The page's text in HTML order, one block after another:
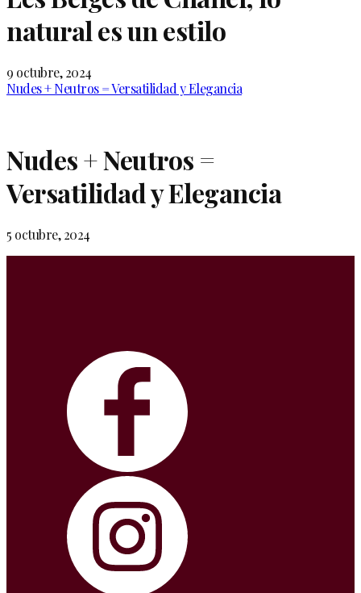
natural es un estilo
9 octubre, 2024
Nudes + Neutros = Versatilidad y Elegancia
Nudes + Neutros =
Versatilidad y Elegancia
5 octubre, 2024